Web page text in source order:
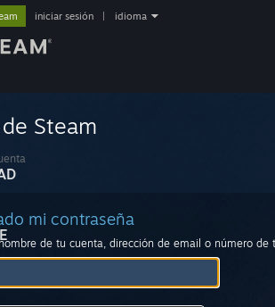
iniciar sesión idioma
Steam
mi contraseña
de tu cuenta, dirección de email o número de